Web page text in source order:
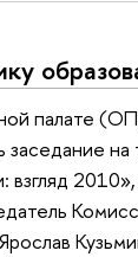
палате
на
взгляд